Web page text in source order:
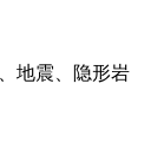
地震、隐形岩